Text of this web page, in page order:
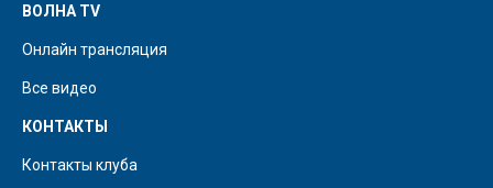
ВОЛНА TV
Онлайн трансляция
Все видео
КОНТАКТЫ
Контакты клуба